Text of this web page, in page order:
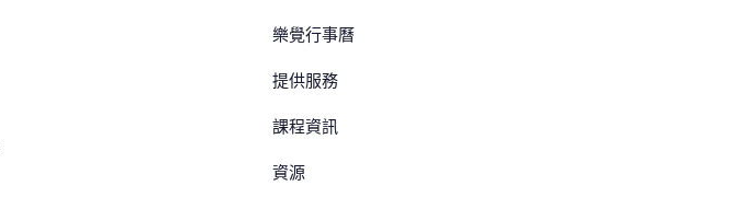
樂覺行事曆
提供服務
課程資訊
資源